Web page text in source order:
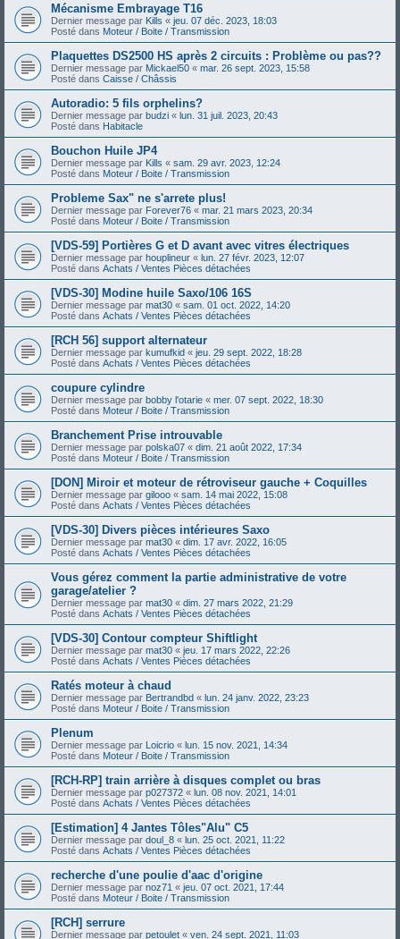
Mécanisme Embrayage T16
Dernier message par Kills « jeu. 07 déc. 2023, 18:03
Posté dans Moteur / Boite / Transmission
Plaquettes DS2500 HS après 2 circuits : Problème ou pas??
Dernier message par Mickael50 « mar. 26 sept. 2023, 15:58
Posté dans Caisse / Châssis
Autoradio: 5 fils orphelins?
Dernier message par budzi « lun. 31 juil. 2023, 20:43
Posté dans Habitacle
Bouchon Huile JP4
Dernier message par Kills « sam. 29 avr. 2023, 12:24
Posté dans Moteur / Boite / Transmission
Probleme Sax" ne s'arrete plus!
Dernier message par Forever76 « mar. 21 mars 2023, 20:34
Posté dans Moteur / Boite / Transmission
[VDS-59] Portières G et D avant avec vitres électriques
Dernier message par houplineur « lun. 27 févr. 2023, 12:07
Posté dans Achats / Ventes Pièces détachées
[VDS-30] Modine huile Saxo/106 16S
Dernier message par mat30 « sam. 01 oct. 2022, 14:20
Posté dans Achats / Ventes Pièces détachées
[RCH 56] support alternateur
Dernier message par kumufkid « jeu. 29 sept. 2022, 18:28
Posté dans Achats / Ventes Pièces détachées
coupure cylindre
Dernier message par bobby l'otarie « mer. 07 sept. 2022, 18:30
Posté dans Moteur / Boite / Transmission
Branchement Prise introuvable
Dernier message par polska07 « dim. 21 août 2022, 17:34
Posté dans Moteur / Boite / Transmission
[DON] Miroir et moteur de rétroviseur gauche + Coquilles
Dernier message par gilooo « sam. 14 mai 2022, 15:08
Posté dans Achats / Ventes Pièces détachées
[VDS-30] Divers pièces intérieures Saxo
Dernier message par mat30 « dim. 17 avr. 2022, 16:05
Posté dans Achats / Ventes Pièces détachées
Vous gérez comment la partie administrative de votre
garage/atelier ?
Dernier message par mat30 « dim. 27 mars 2022, 21:29
Posté dans Achats / Ventes Pièces détachées
[VDS-30] Contour compteur Shiftlight
Dernier message par mat30 « jeu. 17 mars 2022, 22:26
Posté dans Achats / Ventes Pièces détachées
Ratés moteur à chaud
Dernier message par Bertrandbd « lun. 24 janv. 2022, 23:23
Posté dans Moteur / Boite / Transmission
Plenum
Dernier message par Loicrio « lun. 15 nov. 2021, 14:34
Posté dans Moteur / Boite / Transmission
[RCH-RP] train arrière à disques complet ou bras
Dernier message par p027372 « lun. 08 nov. 2021, 14:01
Posté dans Achats / Ventes Pièces détachées
[Estimation] 4 Jantes Tôles"Alu" C5
Dernier message par doul_8 « lun. 25 oct. 2021, 11:22
Posté dans Achats / Ventes Pièces détachées
recherche d'une poulie d'aac d'origine
Dernier message par noz71 « jeu. 07 oct. 2021, 17:44
Posté dans Moteur / Boite / Transmission
[RCH] serrure
Dernier message par petoulet « ven. 24 sept. 2021, 11:03